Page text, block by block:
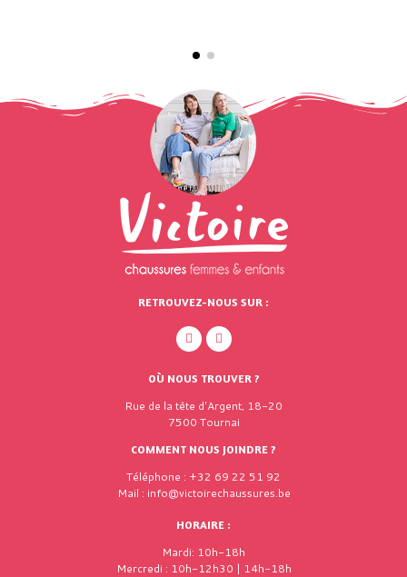
RETROUVEZ-NOUS SUR :
OÙ NOUS TROUVER ?
Rue de la tête d'Argent, 18-20
7500 Tournai
COMMENT NOUS JOINDRE ?
Téléphone : +32 69 22 51 92
Mail : info@victoirechaussures.be
HORAIRE :
Mardi: 10h-18h
Mercredi : 10h-12h30 | 14h-18h